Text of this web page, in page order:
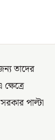
তাদের
পাল্টা